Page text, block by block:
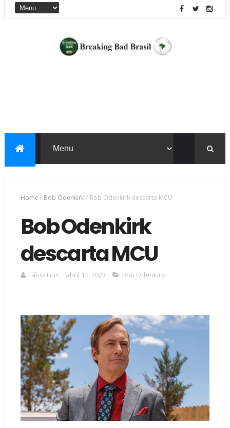
Home / Bob Odenkirk/ Bob Odenkirk descarta MCU
Bob Odenkirk
descarta MCU
Fábio Lins abril 11, 2023 Bob Odenkirk